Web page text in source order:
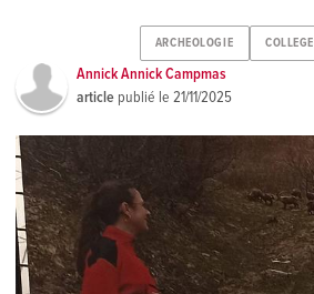
ARCHEOLOGIE COLLEGE
Annick Annick Campmas
article publié le21/11/2025